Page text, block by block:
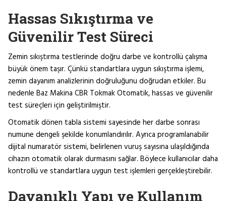
Hassas Sıkıştırma ve
Güvenilir Test Süreci
Zemin sıkıştırma testlerinde doğru darbe ve kontrollü çalışma
büyük önem taşır. Çünkü standartlara uygun sıkıştırma işlemi,
zemin dayanım analizlerinin doğruluğunu doğrudan etkiler. Bu
nedenle Baz Makina CBR Tokmak Otomatik, hassas ve güvenilir
test süreçleri için geliştirilmiştir.
Otomatik dönen tabla sistemi sayesinde her darbe sonrası
numune dengeli şekilde konumlandırılır. Ayrıca programlanabilir
dijital numaratör sistemi, belirlenen vuruş sayısına ulaşıldığında
cihazın otomatik olarak durmasını sağlar. Böylece kullanıcılar daha
kontrollü ve standartlara uygun test işlemleri gerçekleştirebilir.
Dayanıklı Yapı ve Kullanım